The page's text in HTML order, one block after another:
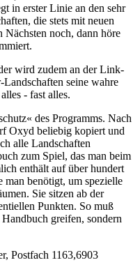
in erster Linie an den sehr
die stets mit neuen
Nächsten noch, dann höre
wird zudem an der Link-
seine wahre
- fast alles.
des Programms. Nach
Oxyd beliebig kopiert und
alle Landschaften
zum Spiel, das man beim
enthält auf über hundert
benötigt, um spezielle
Sie sitzen ab der
Punkten. So muß
greifen, sondern
Postfach 1163,6903